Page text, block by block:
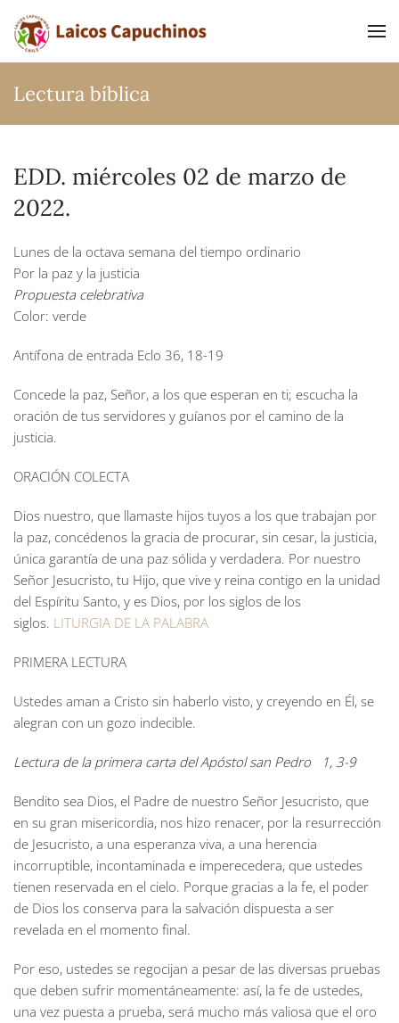
Ir al contenido principal
Lectura bíblica
EDD. miércoles 02 de marzo de
2022.
Lunes de la octava semana del tiempo ordinario
Por la paz y la justicia
Propuesta celebrativa
Color: verde
Antífona de entrada Eclo 36, 18-19
Concede la paz, Señor, a los que esperan en ti; escucha la
oración de tus servidores y guíanos por el camino de la
justicia.
ORACIÓN COLECTA
Dios nuestro, que llamaste hijos tuyos a los que trabajan por
la paz, concédenos la gracia de procurar, sin cesar, la justicia,
única garantía de una paz sólida y verdadera. Por nuestro
Señor Jesucristo, tu Hijo, que vive y reina contigo en la unidad
del Espíritu Santo, y es Dios, por los siglos de los
siglos. LITURGIA DE LA PALABRA
PRIMERA LECTURA
Ustedes aman a Cristo sin haberlo visto, y creyendo en Él, se
alegran con un gozo indecible.
Lectura de la primera carta del Apóstol san Pedro 1, 3-9
Bendito sea Dios, el Padre de nuestro Señor Jesucristo, que
en su gran misericordia, nos hizo renacer, por la resurrección
de Jesucristo, a una esperanza viva, a una herencia
incorruptible, incontaminada e imperecedera, que ustedes
tienen reservada en el cielo. Porque gracias a la fe, el poder
de Dios los conserva para la salvación dispuesta a ser
revelada en el momento final.
Por eso, ustedes se regocijan a pesar de las diversas pruebas
que deben sufrir momentáneamente: así, la fe de ustedes,
una vez puesta a prueba, será mucho más valiosa que el oro